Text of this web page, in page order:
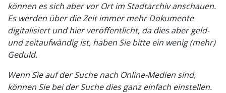
können es sich aber vor Ort im Stadtarchiv anschauen.
Es werden über die Zeit immer mehr Dokumente
digitalisiert und hier veröffentlicht, da dies aber geld-
und zeitaufwändig ist, haben Sie bitte ein wenig (mehr)
Geduld.
Wenn Sie auf der Suche nach Online-Medien sind,
können Sie bei der Suche dies ganz einfach einstellen.